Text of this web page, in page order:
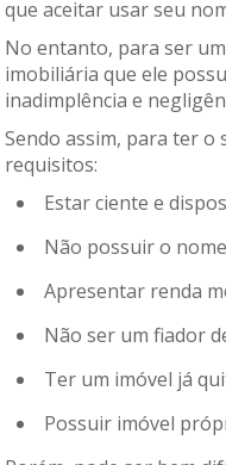
que aceitar usar seu
No entanto, para ser
imobiliária que ele
inadimplência e
Sendo assim, para ter
requisitos:
Estar ciente e
Não possuir o
Apresentar renda
Não ser um fiador
Ter um imóvel já
Possuir imóvel